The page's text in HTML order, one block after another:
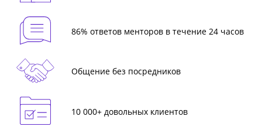
86% ответов менторов в течение 24 часов
Общение без посредников
10 000+ довольных клиентов